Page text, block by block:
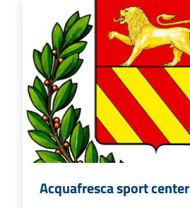
Acquafresca sport center